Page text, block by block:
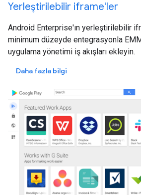
Yerleştirilebilir iframe'ler
Android Enterprise'ın yerleştirilebilir
minimum düzeyde entegrasyonla
uygulama yönetimi iş akışları ekleyin.
Daha fazla bilgi